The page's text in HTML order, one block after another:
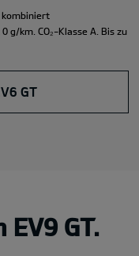
kombiniert
g/km. CO₂-Klasse A. Bis zu
GT
GT.